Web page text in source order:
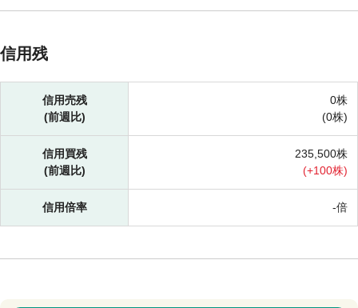
信用残
信用売残
(前週比)
0株
(0株)
信用買残
(前週比)
235,500株
(+100株)
信用倍率 -倍